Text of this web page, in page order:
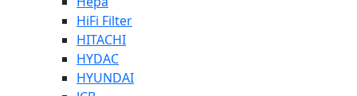
HiFi Filter
HITACHI
HYDAC
HYUNDAI